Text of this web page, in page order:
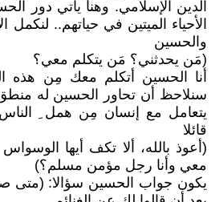
الدين الإسلامي. وهنا يأتي دور
الأحياء الميتين في حياتهم.. لنكمل
والحسين
(مَن يحدثني؟ مَن يتكلم معي؟
أنا الحسين أتكلم معك مِن هذه
سنلاحظ أن تحاور الحسين له
يتعامل مع إنسان مِن همل
قائلا
(أعوذ بالله، ألا تكف أيها
معي وأنا رجل مؤمن مسلم؟)
يكون جواب الحسين سؤالا: (متى